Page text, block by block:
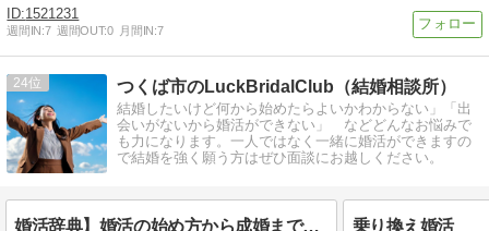
1521231
週間IN:7 週間OUT:0 月間IN:7
24 つくば市のLuckBridalClub（結婚相談所）
結婚したいけど何から始めたらよいかわからない」「出
会いがないから婚活ができない」 などどんなお悩みで
も力になります。一人ではなく一緒に婚活ができますの
で結婚を強く願う方はぜひ面談にお越しください。
婚活辞典】婚活の始め方から成婚まで完全ガイド｜LuckBridalClub 乗り換え婚活